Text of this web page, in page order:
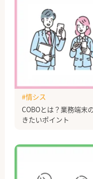
COBOとは？業務端末
きたいポイント
#情シス